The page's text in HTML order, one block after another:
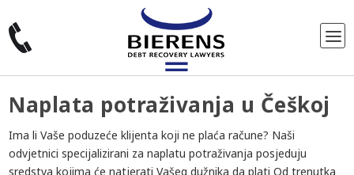
Naplata potraživanja u Češkoj
Ima li Vaše poduzeće klijenta koji ne plaća račune? Naši
odvjetnici specijalizirani za naplatu potraživanja posjeduju
sredstva kojima će natjerati Vašeg dužnika da plati Od trenutka